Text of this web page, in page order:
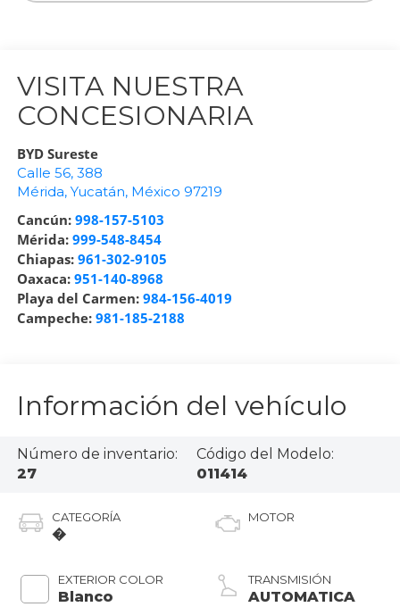
VISITA NUESTRA
CONCESIONARIA
BYD Sureste
Calle 56, 388
Mérida, Yucatán, México 97219
Cancún: 998-157-5103
Mérida: 999-548-8454
Chiapas: 961-302-9105
Oaxaca: 951-140-8968
Playa del Carmen: 984-156-4019
Campeche: 981-185-2188
Información del vehículo
Número de inventario:
27
Código del Modelo:
011414
CATEGORÍA
�
EXTERIOR COLOR
Blanco
MOTOR
TRANSMISIÓN
AUTOMATICA